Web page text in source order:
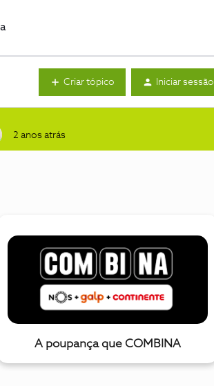
Criar tópico Iniciar sessão
2 anos atrás
A poupança que COMBINA